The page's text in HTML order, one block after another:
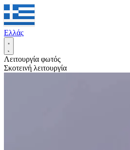
Ελλάς
Λειτουργία φωτός
Σκοτεινή λειτουργία